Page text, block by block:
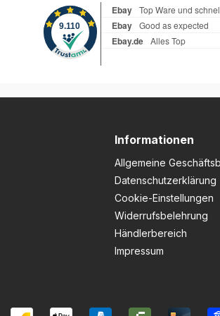
Dank der Analyse realer
Sturzdaten wurde der Schutz
gezielt auf besonders
gefährdete Punkte am Motor
abgestimmt.Die Protektoren
das sich durch hohe
Ein weiterer Vorteil ist der
auf der Aufprallfläche, der
selbst bei längerer
Rutschphase einen
zuverlässigen Schutz bietet.
Sollte es dennoch zu einem
Teil separat ersetzt werden –
das spart Zeit und Kosten für
Informationen
Allgemeine
Datenschutzerklärung
Cookie-Einstellungen
Widerrufsbelehrung
Händlerbereich
Impressum